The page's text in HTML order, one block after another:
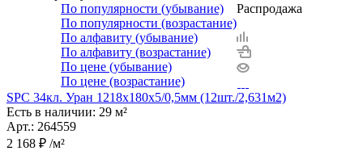
По популярности (убывание)
По популярности (возрастание)
По алфавиту (убывание)
По алфавиту (возрастание)
По цене (убывание)
По цене (возрастание)
Распродажа
SPC 34кл. Уран 1218x180х5/0,5мм (12шт./2,631м2)
Есть в наличии: 29 м²
Арт.: 264559
2 168 ₽ /м²